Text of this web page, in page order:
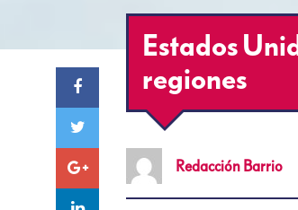
Estados
regiones
Redacción Barrio